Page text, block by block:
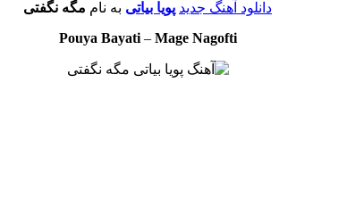
دانلود آهنگ جدید پویا بیاتی به نام مگه نگفتی
Pouya Bayati– Mage Nagofti